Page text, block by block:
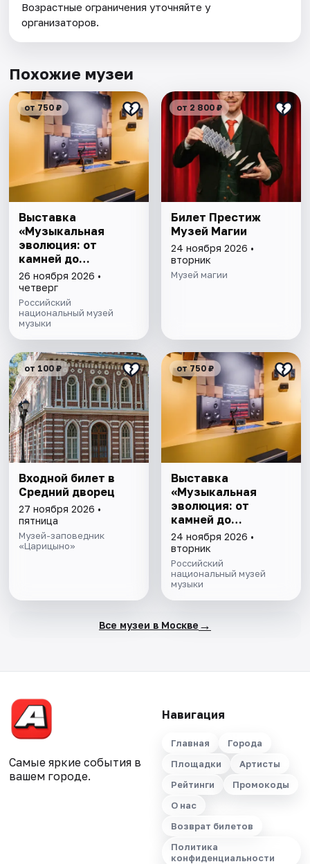
Возрастные ограничения уточняйте у
организаторов.
Похожие музеи
от 750 ₽
Выставка
«Музыкальная
эволюция: от
камней до
нейросети»
26 ноября 2026 •
четверг
Российский
национальный музей
музыки
от 2 800 ₽
Билет Престиж
Музей Магии
24 ноября 2026 •
вторник
Музей магии
от 100 ₽
Входной билет в
Средний дворец
27 ноября 2026 •
пятница
Музей-заповедник
«Царицыно»
от 750 ₽
Выставка
«Музыкальная
эволюция: от
камней до
нейросети»
24 ноября 2026 •
вторник
Российский
национальный музей
музыки
Все музеи в Москве →
Самые яркие события в
вашем городе.
Навигация
Главная
Города
Площадки
Артисты
Рейтинги
Промокоды
О нас
Возврат билетов
Политика
конфиденциальности